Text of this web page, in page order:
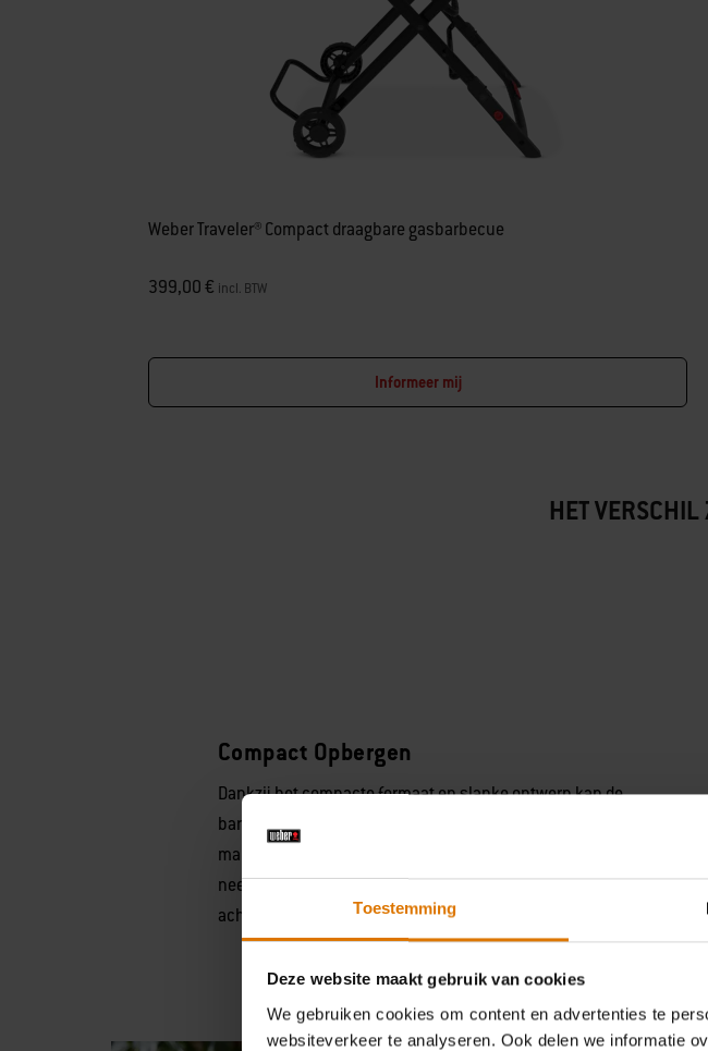
Toestemming
Deze website maakt gebruik van cookies
We gebruiken cookies om content en advertenties te
websiteverkeer te analyseren. Ook delen we informatie
Weber Traveler® Compact draagbare gasbarbecue
399,00 € incl. BTW
Informeer mij
HET VERSCHIL
Compact Opbergen
Dankzij het compacte formaat en slanke ontwerp kan de
barbecue overal mee naar toe genomen worden en is hij
makkelijk op te bergen. De Weber Traveler-barbecue
neemt weinig ruimte in beslag en past met gemak in de
achterbak van een auto